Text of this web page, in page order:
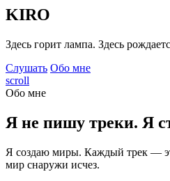
KIRO
Здесь горит лампа. Здесь
Слушать Обо мне
scroll
Обо мне
Я не пишу треки. Я
Я создаю миры. Каждый трек —
мир снаружи исчез.